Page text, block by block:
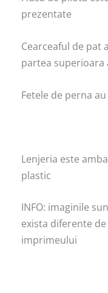
prezentate
Cearceaful de pat
partea superioara
Fetele de perna
Lenjeria este
plastic
INFO: imaginile
exista diferente
imprimeului